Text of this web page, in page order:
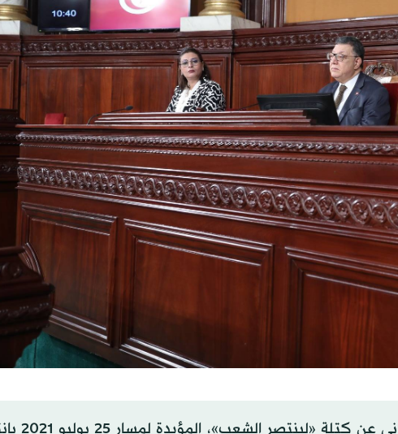
من جهة ثانية، وفي خطوة